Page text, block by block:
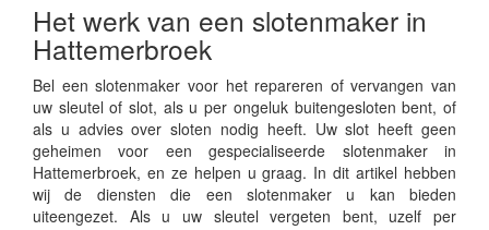
Het werk van een slotenmaker in
Hattemerbroek
Bel een slotenmaker voor het repareren of vervangen van
uw sleutel of slot, als u per ongeluk buitengesloten bent, of
als u advies over sloten nodig heeft. Uw slot heeft geen
geheimen voor een gespecialiseerde slotenmaker in
Hattemerbroek, en ze helpen u graag. In dit artikel hebben
wij de diensten die een slotenmaker u kan bieden
uiteengezet. Als u uw sleutel vergeten bent, uzelf per